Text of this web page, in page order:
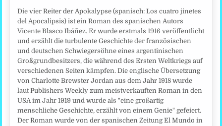
Die vier Reiter der Apokalypse (spanisch: Los cuatro jinetes
del Apocalipsis) ist ein Roman des spanischen Autors
Vicente Blasco Ibáñez. Er wurde erstmals 1916 veröffentlicht
und erzählt die turbulente Geschichte der französischen
und deutschen Schwiegersöhne eines argentinischen
Großgrundbesitzers, die während des Ersten Weltkriegs auf
verschiedenen Seiten kämpfen. Die englische Übersetzung
von Charlotte Brewster Jordan aus dem Jahr 1918 wurde
laut Publishers Weekly zum meistverkauften Roman in den
USA im Jahr 1919 und wurde als "eine großartig
menschliche Geschichte, erzählt von einem Genie" gefeiert.
Der Roman wurde von der spanischen Zeitung El Mundo in